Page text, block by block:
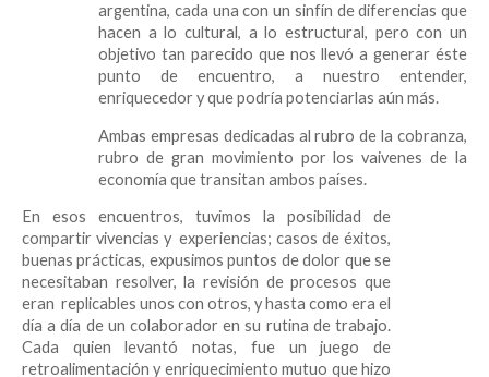
argentina, cada una con un sinfín de diferencias que
hacen a lo cultural, a lo estructural, pero con un
objetivo tan parecido que nos llevó a generar éste
punto de encuentro, a nuestro entender,
enriquecedor y que podría potenciarlas aún más.
Ambas empresas dedicadas al rubro de la cobranza,
rubro de gran movimiento por los vaivenes de la
economía que transitan ambos países.
En esos encuentros, tuvimos la posibilidad de
compartir vivencias y experiencias; casos de éxitos,
buenas prácticas, expusimos puntos de dolor que se
necesitaban resolver, la revisión de procesos que
eran replicables unos con otros, y hasta como era el
día a día de un colaborador en su rutina de trabajo.
Cada quien levantó notas, fue un juego de
retroalimentación y enriquecimiento mutuo que hizo